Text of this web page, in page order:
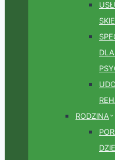
RODZINA